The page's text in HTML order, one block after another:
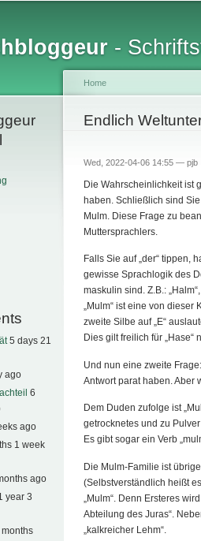
content
-
5 days 21
ago
6
ago
1 week
ago
year 3
You are here
Home
Endlich
Wed, 2022-04-06 14:55 — pjb
Die Wahrscheinlichkeit ist
haben. Schließlich sind Sie
Mulm. Diese Frage zu
Muttersprachlers.
Falls Sie auf „der“ tippen,
gewisse Sprachlogik des
maskulin sind. Z.B.: „Halm“,
„Mulm“ ist eine von
zweite Silbe auf „E“
Dies gilt freilich für „Hase“
Und nun eine zweite
Antwort parat haben. Aber
Dem Duden zufolge ist
getrocknetes und zu
Es gibt sogar ein Verb
Die Mulm-Familie ist
(Selbstverständlich heißt es
„Mulm“. Denn Ersteres
Abteilung des Juras“.
„kalkreicher Lehm“.